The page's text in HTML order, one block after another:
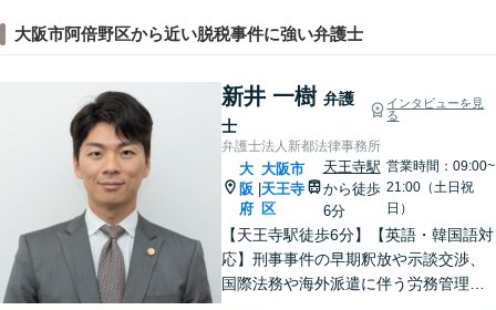
大阪市阿倍野区から近い脱税事件に強い弁護士
新井 一樹 弁護
士
インタビューを見
る
弁護士法人新都法律事務所
大
阪
府
大阪市
天王寺
区
天王寺駅
から徒歩
6分
営業時間：09:00~
21:00（土日祝
日）
【天王寺駅徒歩6分】【英語・韓国語対
応】刑事事件の早期釈放や示談交渉、
国際法務や海外派遣に伴う労務管理、